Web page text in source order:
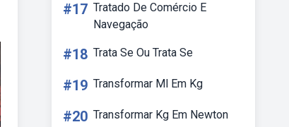
#17 Tratado De Comércio E
Navegação
#18 Trata Se Ou Trata Se
#19 Transformar Ml Em Kg
#20 Transformar Kg Em Newton